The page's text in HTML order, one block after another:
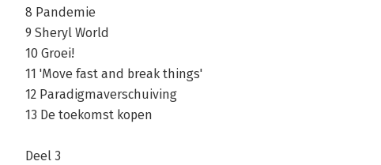
8 Pandemie
9 Sheryl World
10 Groei!
11 'Move fast and break things'
12 Paradigmaverschuiving
13 De toekomst kopen
Deel 3